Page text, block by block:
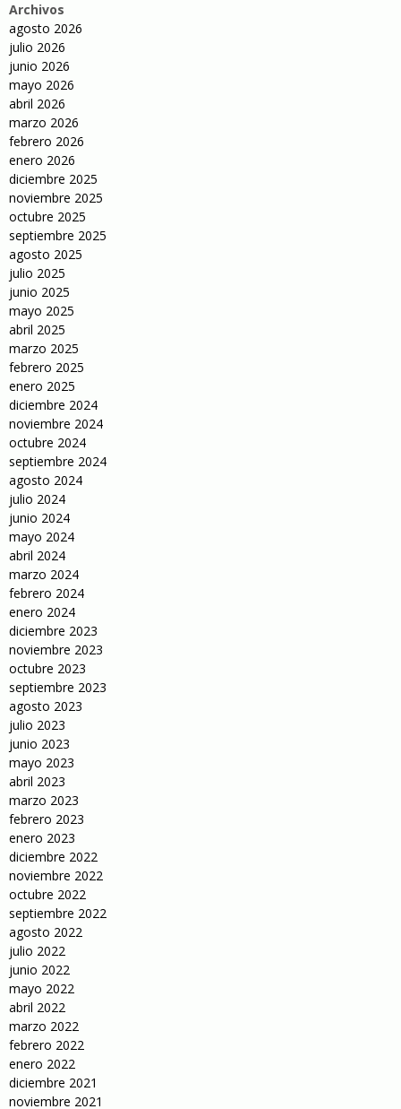
Archivos
agosto 2026
julio 2026
junio 2026
mayo 2026
abril 2026
marzo 2026
febrero 2026
enero 2026
diciembre 2025
noviembre 2025
octubre 2025
septiembre 2025
agosto 2025
julio 2025
junio 2025
mayo 2025
abril 2025
marzo 2025
febrero 2025
enero 2025
diciembre 2024
noviembre 2024
octubre 2024
septiembre 2024
agosto 2024
julio 2024
junio 2024
mayo 2024
abril 2024
marzo 2024
febrero 2024
enero 2024
diciembre 2023
noviembre 2023
octubre 2023
septiembre 2023
agosto 2023
julio 2023
junio 2023
mayo 2023
abril 2023
marzo 2023
febrero 2023
enero 2023
diciembre 2022
noviembre 2022
octubre 2022
septiembre 2022
agosto 2022
julio 2022
junio 2022
mayo 2022
abril 2022
marzo 2022
febrero 2022
enero 2022
diciembre 2021
noviembre 2021